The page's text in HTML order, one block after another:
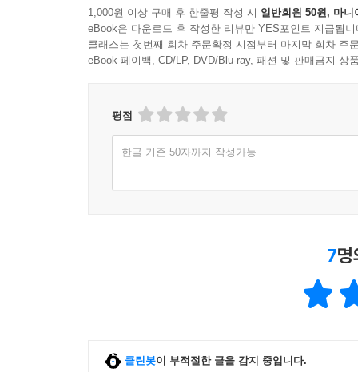
1,000원 이상 구매 후 한줄평 작성 시 일반회원 50원, 마니
eBook은 다운로드 후 작성한 리뷰만 YES포인트 지급됩니
클래스는 첫번째 회차 주문확정 시점부터 마지막 회차 주
eBook 페이백, CD/LP, DVD/Blu-ray, 패션 및 판매금지 상
평점
한글 기준 50자까지 작성가능
7
클린봇이 부적절한 글을 감지 중입니다.